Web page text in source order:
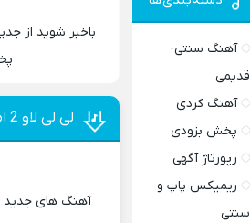
باخبر شوید از
لی لی لاو 2 امیر رحیمی
آهنگ های جدید
آهنگ سنتی-
قدیمی
آهنگ کردی
پخش بزودی
رپورتاژ آگهی
ریمیکس پاپ و
سنتی